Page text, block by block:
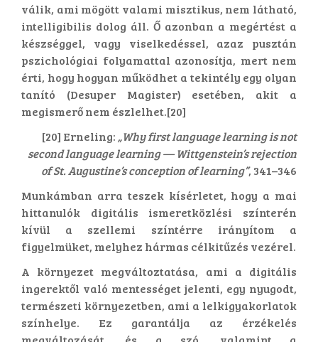
válik, ami mögött valami misztikus, nem látható,
intelligibilis dolog áll. Ő azonban a megértést a
készséggel, vagy viselkedéssel, azaz pusztán
pszichológiai folyamattal azonosítja, mert nem
érti, hogy hogyan működhet a tekintély egy olyan
tanító (Desuper Magister) esetében, akit a
megismerő nem észlelhet.[20]
[20] Erneling: „Why first language learning is not
second language learning — Wittgenstein’s rejection
of St. Augustine’s conception of learning”, 341–346
Munkámban arra teszek kísérletet, hogy a mai
hittanulók digitális ismeretközlési színterén
kívül a szellemi színtérre irányítom a
figyelmüket, melyhez hármas célkitűzés vezérel.
A környezet megváltoztatása, ami a digitális
ingerektől való mentességet jelenti, egy nyugodt,
természeti környezetben, ami a lelkigyakorlatok
színhelye. Ez garantálja az érzékelés